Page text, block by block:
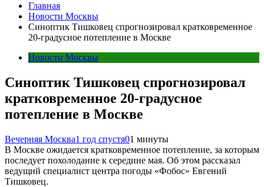
Главная
Новости Москвы
Синоптик Тишковец спрогнозировал кратковременное
20-градусное потепление в Москве
Новости Москвы
Синоптик Тишковец спрогнозировал
кратковременное 20-градусное
потепление в Москве
Вечерняя Москва1 год спустя01 минуты
В Москве ожидается кратковременное потепление, за которым
последует похолодание к середине мая. Об этом рассказал
ведущий специалист центра погоды «Фобос» Евгений
Тишковец.